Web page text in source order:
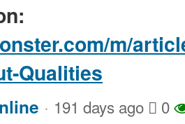
m/
Qualities
· 191 days ago 0